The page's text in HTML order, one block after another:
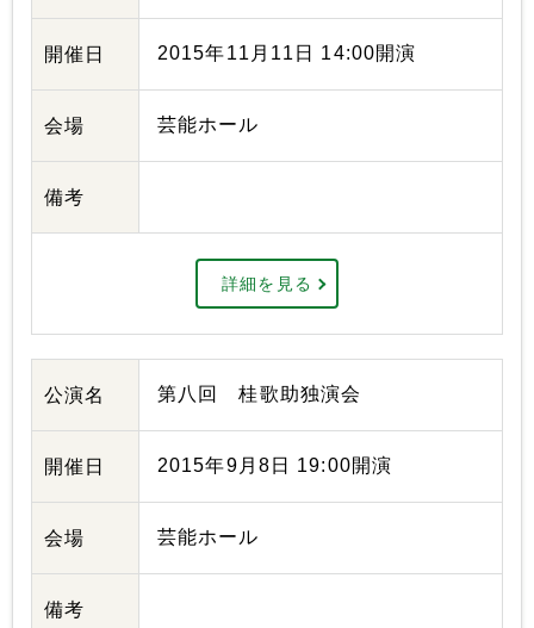
開催日 2015年11月11日 14:00開演
会場 芸能ホール
備考
詳細を見る
公演名 第八回 桂歌助独演会
開催日 2015年9月8日 19:00開演
会場 芸能ホール
備考